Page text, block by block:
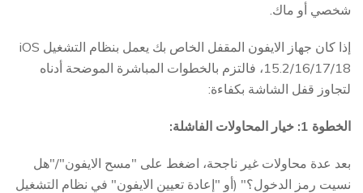
شخصي أو ماك.
إذا كان جهاز الايفون المقفل الخاص بك يعمل بنظام التشغيل iOS
15.2/16/17/18، فالتزم بالخطوات المباشرة الموضحة أدناه
لتجاوز قفل الشاشة بكفاءة:
الخطوة 1: خيار المحاولات الفاشلة:
بعد عدة محاولات غير ناجحة، اضغط على "مسح الايفون"/"هل
نسيت رمز الدخول؟" (أو "إعادة تعيين الايفون" في نظام التشغيل